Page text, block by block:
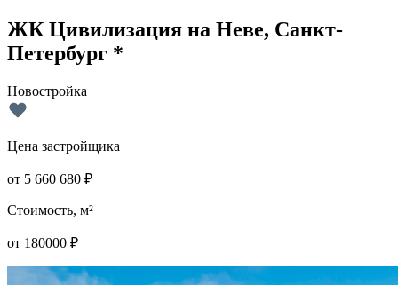
ЖК Цивилизация на Неве, Санкт-
Петербург *
Новостройка
Цена застройщика
от 5 660 680 ₽
Стоимость, м²
от 180000 ₽